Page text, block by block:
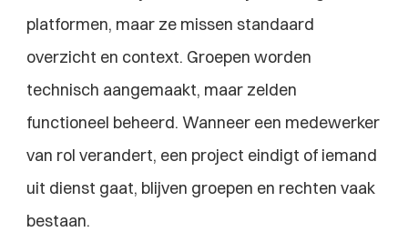
platformen, maar ze missen standaard
overzicht en context. Groepen worden
technisch aangemaakt, maar zelden
functioneel beheerd. Wanneer een medewerker
van rol verandert, een project eindigt of iemand
uit dienst gaat, blijven groepen en rechten vaak
bestaan.